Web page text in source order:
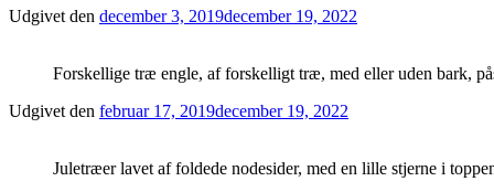
Udgivet den december 3, 2019december 19, 2022
Forskellige træ engle, af forskelligt træ, med eller uden bark,
Udgivet den februar 17, 2019december 19, 2022
Juletræer lavet af foldede nodesider, med en lille stjerne i